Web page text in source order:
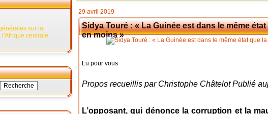
sur la
centrale
29 avril 2019
Sidya Touré : « La Guinée est dans le même
en moins »
Lu pour vous
Propos recueillis par Christophe Châtelot Publié
L’opposant, qui dénonce la corruption et la